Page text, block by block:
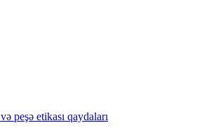
peşə etikası qaydaları